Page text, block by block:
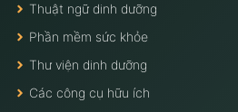
Thuật ngữ dinh dưỡng
Phần mềm sức khỏe
Thư viện dinh dưỡng
Các công cụ hữu ích